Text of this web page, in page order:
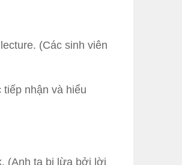
(Các sinh viên
tiếp nhận và hiểu
(Anh ta bị lừa bởi lời